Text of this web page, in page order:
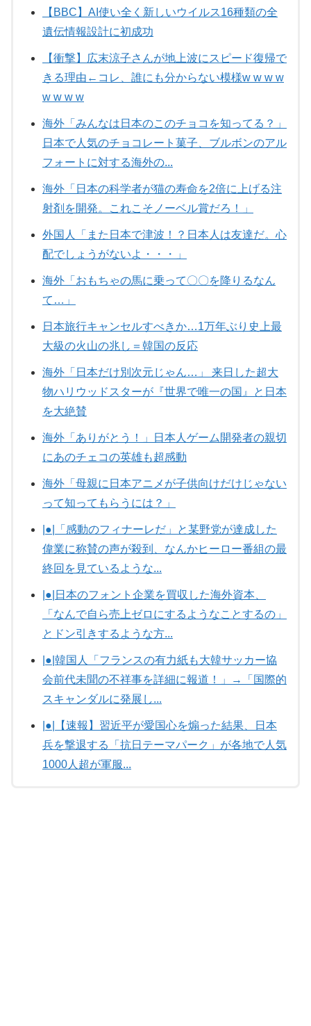
【BBC】AI使い全く新しいウイルス16種類の全
遺伝情報設計に初成功
【衝撃】広末涼子さんが地上波にスピード復帰で
きる理由←コレ、誰にも分からない模様w w w w
w w w w
海外「みんなは日本のこのチョコを知ってる？」
日本で人気のチョコレート菓子、ブルボンのアル
フォートに対する海外の...
海外「日本の科学者が猫の寿命を2倍に上げる注
射剤を開発。これこそノーベル賞だろ！」
外国人「また日本で津波！？日本人は友達だ。心
配でしょうがないよ・・・」
海外「おもちゃの馬に乗って〇〇を降りるなん
て…」
日本旅行キャンセルすべきか…1万年ぶり史上最
大級の火山の兆し＝韓国の反応
海外「日本だけ別次元じゃん…」 来日した超大
物ハリウッドスターが『世界で唯一の国』と日本
を大絶賛
海外「ありがとう！」日本人ゲーム開発者の親切
にあのチェコの英雄も超感動
海外「母親に日本アニメが子供向けだけじゃない
って知ってもらうには？」
|●|「感動のフィナーレだ」と某野党が達成した
偉業に称賛の声が殺到、なんかヒーロー番組の最
終回を見ているような...
|●|日本のフォント企業を買収した海外資本、
「なんで自ら売上ゼロにするようなことするの」
とドン引きするような方...
|●|韓国人「フランスの有力紙も大韓サッカー協
会前代未聞の不祥事を詳細に報道！」→「国際的
スキャンダルに発展し...
|●|【速報】習近平が愛国心を煽った結果、日本
兵を撃退する「抗日テーマパーク」が各地で人気
1000人超が軍服...